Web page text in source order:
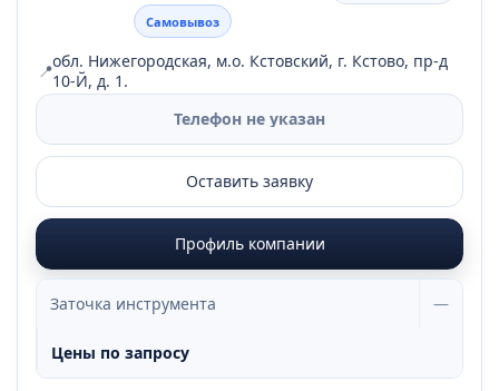
Самовывоз
📍обл. Нижегородская, м.о. Кстовский, г. Кстово, пр-д
10-Й, д. 1.
Телефон не указан
Оставить заявку
Профиль компании
Заточка инструмента —
Цены по запросу